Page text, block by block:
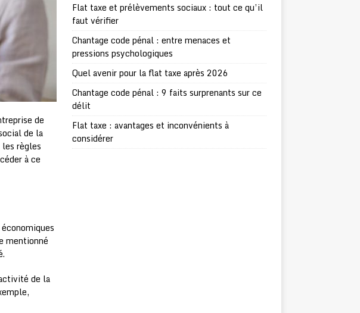
de
de la
règles
à ce
mentionné
de la
Flat taxe et prélèvements sociaux : tout ce qu’il
faut vérifier
Chantage code pénal : entre menaces et
pressions psychologiques
Quel avenir pour la flat taxe après 2026
Chantage code pénal : 9 faits surprenants sur ce
délit
Flat taxe : avantages et inconvénients à
considérer